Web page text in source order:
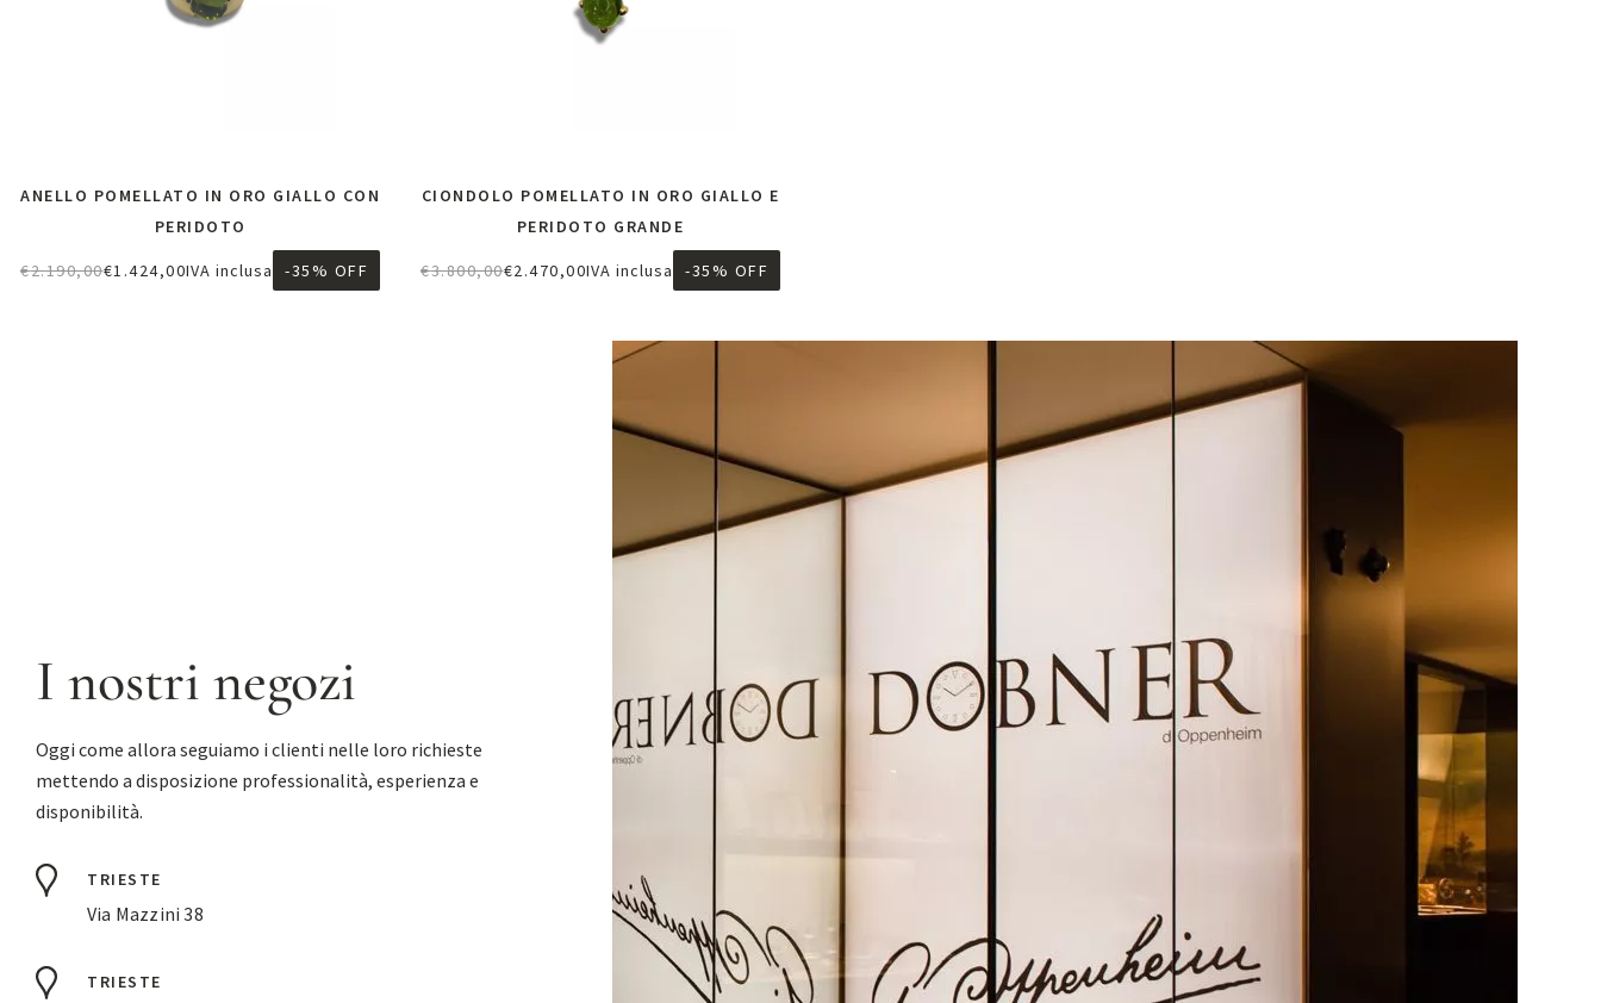
ANELLO POMELLATO IN ORO GIALLO CON
PERIDOTO
€2.190,00€1.424,00IVA inclusa -35% OFF
Aggiungi al carrello
CIONDOLO POMELLATO IN ORO GIALLO E
PERIDOTO GRANDE
€3.800,00€2.470,00IVA inclusa -35% OFF
Aggiungi al carrello
I nostri negozi
Oggi come allora seguiamo i clienti nelle loro richieste
mettendo a disposizione professionalità, esperienza e
disponibilità.
TRIESTE
Via Mazzini 38
TRIESTE